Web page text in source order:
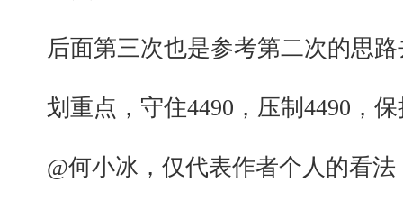
后面第三次也是参考第二次的思路
划重点，守住4490，压制4490，保
@何小冰，仅代表作者个人的看法